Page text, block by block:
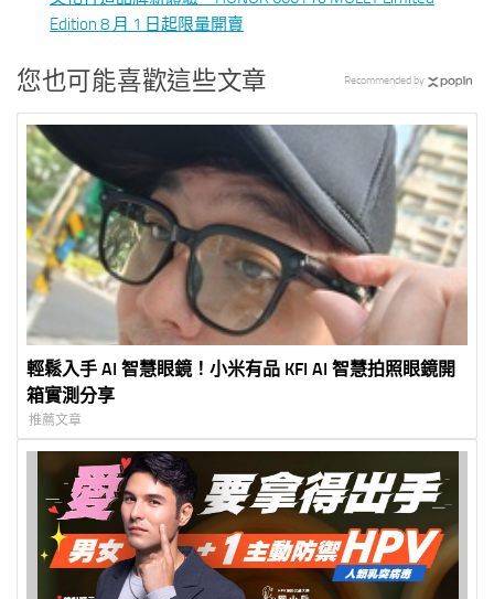
Edition 8 月 1 日起限量開賣
您也可能喜歡這些文章
輕鬆入手 AI 智慧眼鏡！小米有品 KFI AI 智慧拍照眼鏡開
箱實測分享
推薦文章
Recommended by